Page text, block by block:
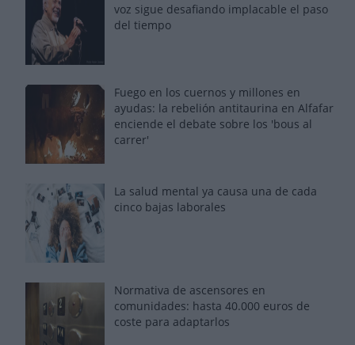
voz sigue desafiando implacable el paso
del tiempo
Fuego en los cuernos y millones en
ayudas: la rebelión antitaurina en Alfafar
enciende el debate sobre los 'bous al
carrer'
La salud mental ya causa una de cada
cinco bajas laborales
Normativa de ascensores en
comunidades: hasta 40.000 euros de
coste para adaptarlos